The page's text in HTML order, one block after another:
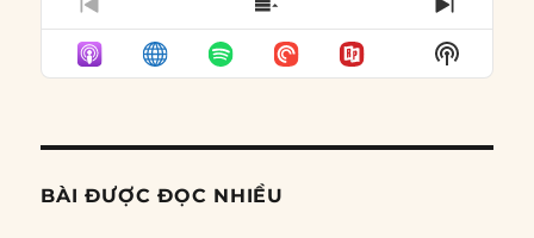
PREVIOUS
EPISODE
SHOW
EPISODES
LIST
NEXT
Show
Podcast
BÀI ĐƯỢC ĐỌC NHIỀU